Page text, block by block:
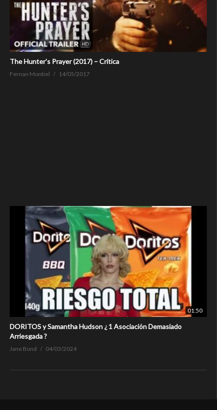
The Hunter’s Prayer (2017) – Crítica
Fernan Montiel 14/05/2017
01:50
DORITOS y Samantha Hudson ¿ 1 Asociación Demasiado
Arriesgada ?
Jane Bond 04/03/2024